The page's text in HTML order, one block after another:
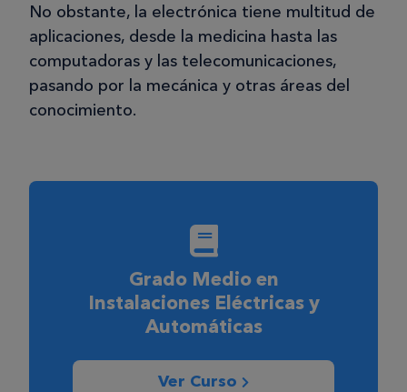
No obstante, la electrónica tiene multitud de
aplicaciones, desde la medicina hasta las
computadoras y las telecomunicaciones,
pasando por la mecánica y otras áreas del
conocimiento.
Grado Medio en
Instalaciones Eléctricas y
Automáticas
Ver Curso